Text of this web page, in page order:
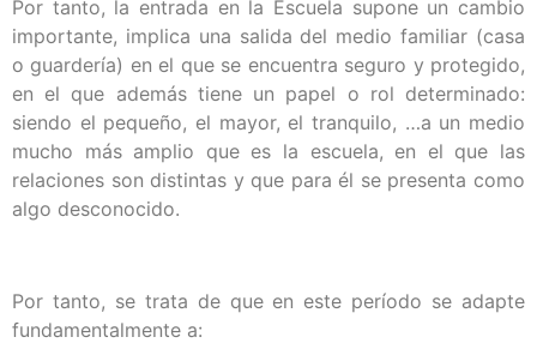
Por tanto, la entrada en la Escuela supone un cambio
importante, implica una salida del medio familiar (casa
o guardería) en el que se encuentra seguro y protegido,
en el que además tiene un papel o rol determinado:
siendo el pequeño, el mayor, el tranquilo, …a un medio
mucho más amplio que es la escuela, en el que las
relaciones son distintas y que para él se presenta como
algo desconocido.
Por tanto, se trata de que en este período se adapte
fundamentalmente a: